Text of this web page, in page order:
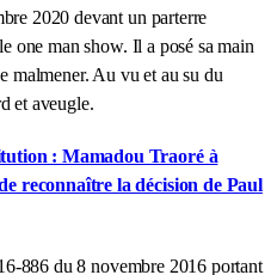
2020 devant un parterre
one man show. Il a posé sa main
malmener. Au vu et au su du
et aveugle.
: Mamadou Traoré à
reconnaître la décision de Paul
886 du 8 novembre 2016 portant